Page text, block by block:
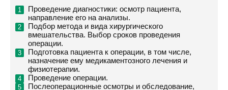
Проведение диагностики: осмотр пациента,
направление его на анализы.
Подбор метода и вида хирургического
вмешательства. Выбор сроков проведения
операции.
Подготовка пациента к операции, в том числе,
назначение ему медикаментозного лечения и
физиотерапии.
Проведение операции.
Послеоперационные осмотры и обследование,